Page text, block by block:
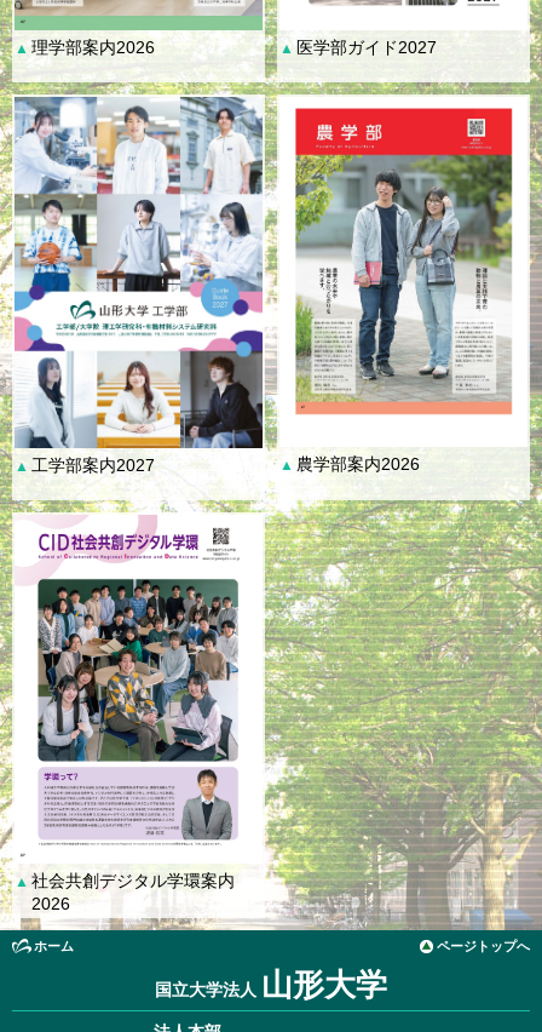
▲理学部案内2026 ▲ 医学部ガイド2027
▲ 工学部案内2027 ▲ 農学部案内2026
▲ 社会共創デジタル学環案内
2026
ホーム ページトップへ
国立大学法人 山形大学